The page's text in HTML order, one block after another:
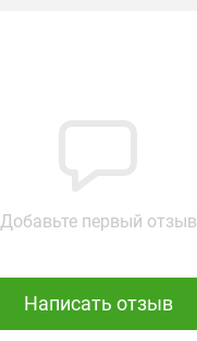
Добавьте первый отзыв
Написать отзыв